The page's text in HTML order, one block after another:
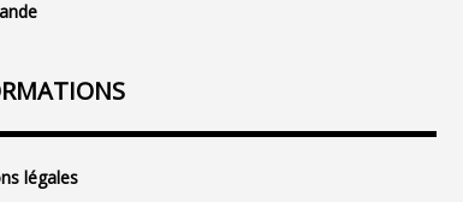
légales